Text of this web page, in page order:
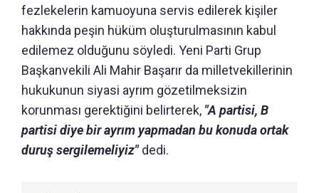
fezlekelerin kamuoyuna servis edilerek kişiler
hakkında peşin hüküm oluşturulmasının kabul
edilemez olduğunu söyledi. Yeni Parti Grup
Başkanvekili Ali Mahir Başarır da milletvekillerinin
hukukunun siyasi ayrım gözetilmeksizin
korunması gerektiğini belirterek, "A partisi, B
partisi diye bir ayrım yapmadan bu konuda ortak
duruş sergilemeliyiz"dedi.